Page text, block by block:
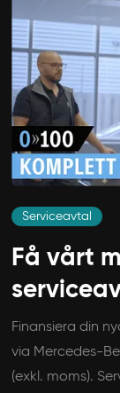
Serviceavtal
Få vårt
Finansiera din
via Mercedes-
(exkl. moms).